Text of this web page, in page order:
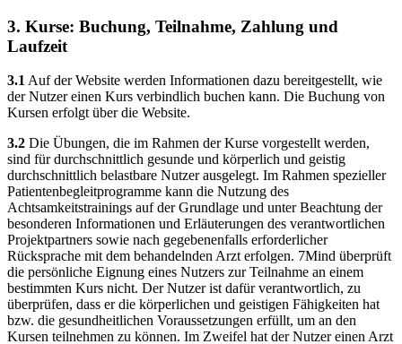
3. Kurse: Buchung, Teilnahme, Zahlung und
Laufzeit
3.1 Auf der Website werden Informationen dazu bereitgestellt, wie
der Nutzer einen Kurs verbindlich buchen kann. Die Buchung von
Kursen erfolgt über die Website.
3.2 Die Übungen, die im Rahmen der Kurse vorgestellt werden,
sind für durchschnittlich gesunde und körperlich und geistig
durchschnittlich belastbare Nutzer ausgelegt. Im Rahmen spezieller
Patientenbegleitprogramme kann die Nutzung des
Achtsamkeitstrainings auf der Grundlage und unter Beachtung der
besonderen Informationen und Erläuterungen des verantwortlichen
Projektpartners sowie nach gegebenenfalls erforderlicher
Rücksprache mit dem behandelnden Arzt erfolgen. 7Mind überprüft
die persönliche Eignung eines Nutzers zur Teilnahme an einem
bestimmten Kurs nicht. Der Nutzer ist dafür verantwortlich, zu
überprüfen, dass er die körperlichen und geistigen Fähigkeiten hat
bzw. die gesundheitlichen Voraussetzungen erfüllt, um an den
Kursen teilnehmen zu können. Im Zweifel hat der Nutzer einen Arzt